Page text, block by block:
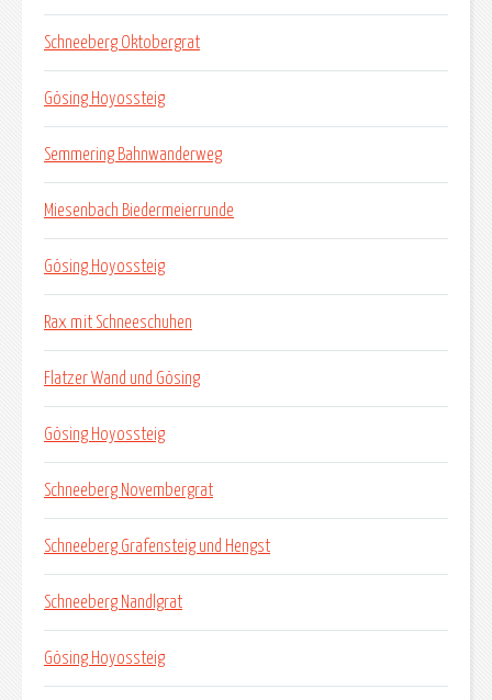
Schneeberg Oktobergrat
Gösing Hoyossteig
Semmering Bahnwanderweg
Miesenbach Biedermeierrunde
Gösing Hoyossteig
Rax mit Schneeschuhen
Flatzer Wand und Gösing
Gösing Hoyossteig
Schneeberg Novembergrat
Schneeberg Grafensteig und Hengst
Schneeberg Nandlgrat
Gösing Hoyossteig